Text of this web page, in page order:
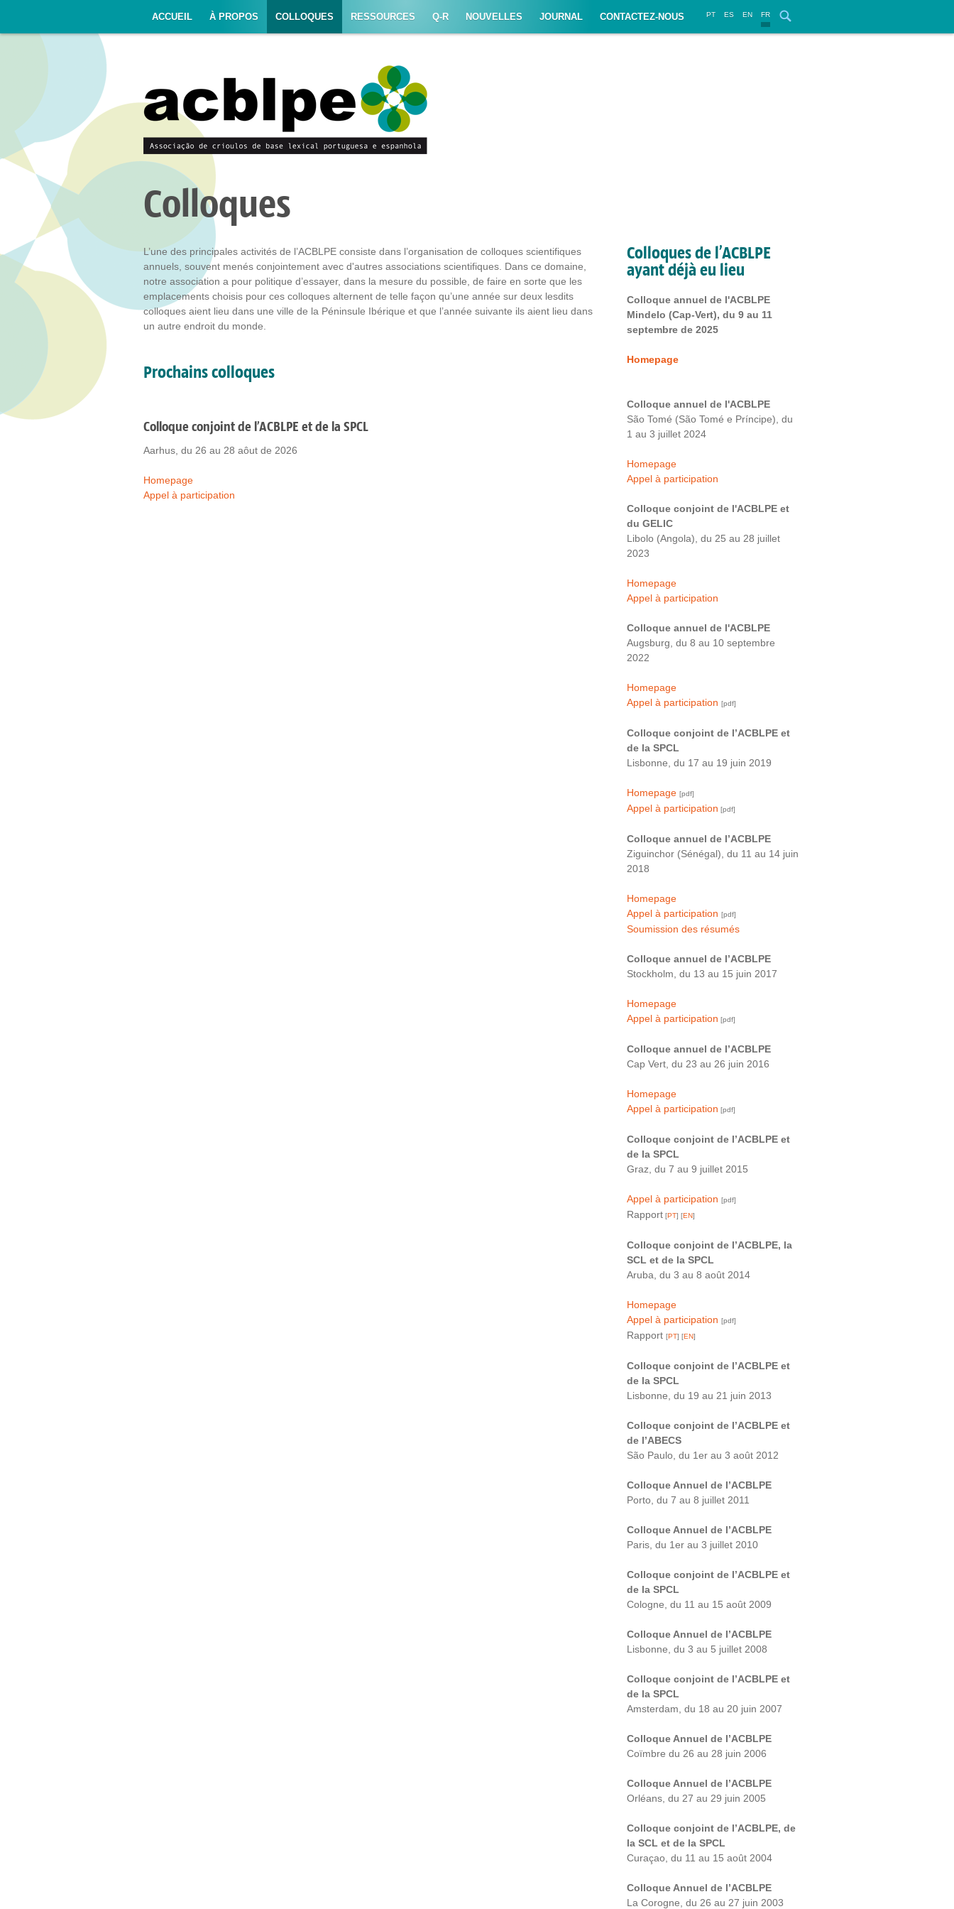
ACCUEIL À PROPOS COLLOQUES RESSOURCES Q-R NOUVELLES JOURNAL CONTACTEZ-NOUS PT ES EN FR
Colloques
L’une des principales activités de l’ACBLPE consiste dans l’organisation de colloques scientifiques
annuels, souvent menés conjointement avec d'autres associations scientifiques. Dans ce domaine,
notre association a pour politique d’essayer, dans la mesure du possible, de faire en sorte que les
emplacements choisis pour ces colloques alternent de telle façon qu’une année sur deux lesdits
colloques aient lieu dans une ville de la Péninsule Ibérique et que l’année suivante ils aient lieu dans
un autre endroit du monde.
Prochains colloques
Colloque conjoint de l’ACBLPE et de la SPCL
Aarhus, du 26 au 28 aôut de 2026
Homepage
Appel à participation
Colloques de l’ACBLPE
ayant déjà eu lieu
Colloque annuel de l'ACBLPE
Mindelo (Cap-Vert), du 9 au 11
septembre de 2025
Homepage
Colloque annuel de l'ACBLPE
São Tomé (São Tomé e Príncipe), du
1 au 3 juillet 2024
Homepage
Appel à participation
Colloque conjoint de l'ACBLPE et
du GELIC
Libolo (Angola), du 25 au 28 juillet
2023
Homepage
Appel à participation
Colloque annuel de l'ACBLPE
Augsburg, du 8 au 10 septembre
2022
Homepage
Appel à participation [pdf]
Colloque conjoint de l’ACBLPE et
de la SPCL
Lisbonne, du 17 au 19 juin 2019
Homepage [pdf]
Appel à participation [pdf]
Colloque annuel de l’ACBLPE
Ziguinchor (Sénégal), du 11 au 14 juin
2018
Homepage
Appel à participation[pdf]
Soumission des résumés
Colloque annuel de l’ACBLPE
Stockholm, du 13 au 15 juin 2017
Homepage
Appel à participation [pdf]
Colloque annuel de l’ACBLPE
Cap Vert, du 23 au 26 juin 2016
Homepage
Appel à participation [pdf]
Colloque conjoint de l’ACBLPE et
de la SPCL
Graz, du 7 au 9 juillet 2015
Appel à participation [pdf]
Rapport [PT] [EN]
Colloque conjoint de l’ACBLPE, la
SCL et de la SPCL
Aruba, du 3 au 8 août 2014
Homepage
Appel à participation [pdf]
Rapport[PT] [EN]
Colloque conjoint de l’ACBLPE et
de la SPCL
Lisbonne, du 19 au 21 juin 2013
Colloque conjoint de l’ACBLPE et
de l’ABECS
São Paulo, du 1er au 3 août 2012
Colloque Annuel de l’ACBLPE
Porto, du 7 au 8 juillet 2011
Colloque Annuel de l’ACBLPE
Paris, du 1er au 3 juillet 2010
Colloque conjoint de l’ACBLPE et
de la SPCL
Cologne, du 11 au 15 août 2009
Colloque Annuel de l’ACBLPE
Lisbonne, du 3 au 5 juillet 2008
Colloque conjoint de l’ACBLPE et
de la SPCL
Amsterdam, du 18 au 20 juin 2007
Colloque Annuel de l’ACBLPE
Coïmbre du 26 au 28 juin 2006
Colloque Annuel de l’ACBLPE
Orléans, du 27 au 29 juin 2005
Colloque conjoint de l’ACBLPE, de
la SCL et de la SPCL
Curaçao, du 11 au 15 août 2004
Colloque Annuel de l’ACBLPE
La Corogne, du 26 au 27 juin 2003